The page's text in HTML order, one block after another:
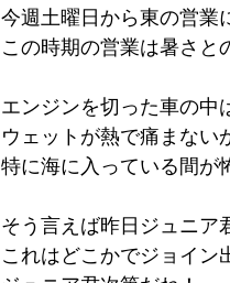
今週土曜日から東の営業
この時期の営業は暑さと
エンジンを切った車の中
ウェットが熱で痛まない
特に海に入っている間が
そう言えば昨日ジュニア
これはどこかでジョイン